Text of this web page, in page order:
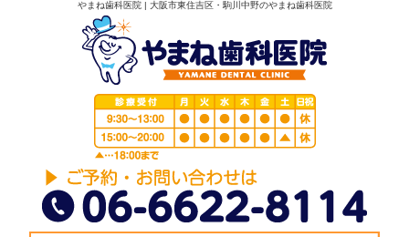
やまね歯科医院 | 大阪市東住吉区・駒川中野のやまね歯科医院